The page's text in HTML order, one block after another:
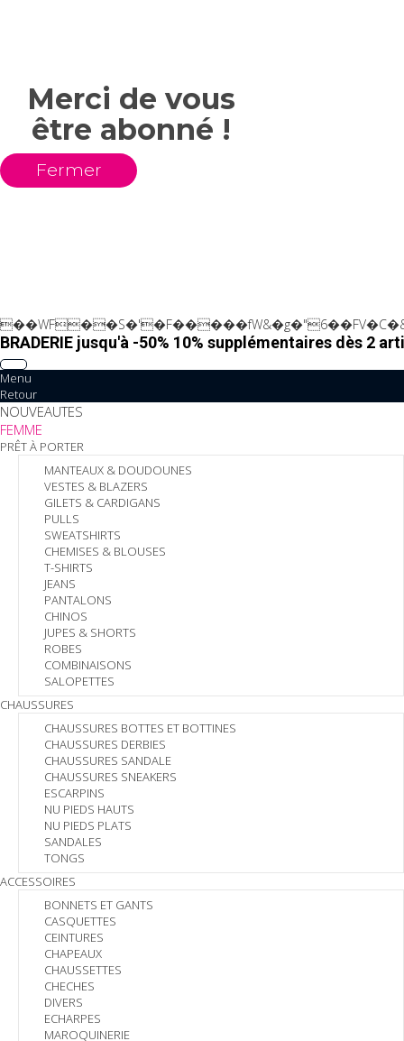
Merci de vous
être abonné !
Fermer
BRADERIE jusqu'à -50% 10% supplémentaires dès 2
Menu
Retour
NOUVEAUTES
FEMME
PRÊT À PORTER
MANTEAUX & DOUDOUNES
VESTES & BLAZERS
GILETS & CARDIGANS
PULLS
SWEATSHIRTS
CHEMISES & BLOUSES
T-SHIRTS
JEANS
PANTALONS
CHINOS
JUPES & SHORTS
ROBES
COMBINAISONS
SALOPETTES
CHAUSSURES
CHAUSSURES BOTTES ET BOTTINES
CHAUSSURES DERBIES
CHAUSSURES SANDALE
CHAUSSURES SNEAKERS
ESCARPINS
NU PIEDS HAUTS
NU PIEDS PLATS
SANDALES
TONGS
ACCESSOIRES
BONNETS ET GANTS
CASQUETTES
CEINTURES
CHAPEAUX
CHAUSSETTES
CHECHES
DIVERS
ECHARPES
MAROQUINERIE